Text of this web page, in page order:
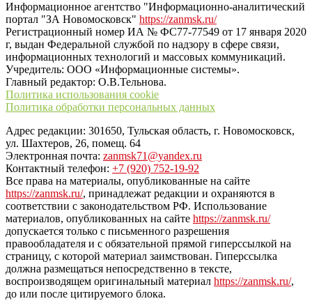
Информационное агентство "Информационно-аналитический
портал "ЗА Новомосковск" https://zanmsk.ru/
Регистрационный номер ИА № ФС77-77549 от 17 января 2020
г, выдан Федеральной службой по надзору в сфере связи,
информационных технологий и массовых коммуникаций.
Учредитель: ООО «Информационные системы».
Главный редактор: О.В.Тельнова.
Политика использования cookie
Политика обработки персональных данных
Адрес редакции: 301650, Тульская область, г. Новомосковск,
ул. Шахтеров, 26, помещ. 64
Электронная почта: zanmsk71@yandex.ru
Контактный телефон: +7 (920) 752-19-92
Все права на материалы, опубликованные на сайте
https://zanmsk.ru/, принадлежат редакции и охраняются в
соответствии с законодательством РФ. Использование
материалов, опубликованных на сайте https://zanmsk.ru/
допускается только с письменного разрешения
правообладателя и с обязательной прямой гиперссылкой на
страницу, с которой материал заимствован. Гиперссылка
должна размещаться непосредственно в тексте,
воспроизводящем оригинальный материал https://zanmsk.ru/,
до или после цитируемого блока.